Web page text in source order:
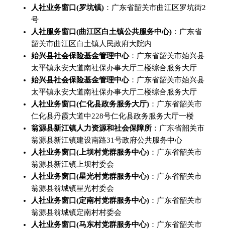
人社业务窗口(罗坑镇) ：广东省韶关市曲江区罗坑街2
号
人社服务窗口(曲江区白土镇公共服务中心) ：广东省
韶关市曲江区白土镇人民政府大院内
始兴县社会保险基金管理中心：广东省韶关市始兴县
太平镇永安大道南社保办事大厅二楼综合服务大厅
始兴县社会保险基金管理中心：广东省韶关市始兴县
太平镇永安大道南社保办事大厅二楼综合服务大厅
人社业务窗口(仁化县政务服务大厅) ：广东省韶关市
仁化县丹霞大道中228号仁化县政务服务大厅一楼
翁源县新江镇人力资源和社会保障所 ：广东省韶关市
翁源县新江镇建设南路31号政府公共服务中心
人社业务窗口(上坝村党群服务中心) ：广东省韶关市
翁源县新江镇上坝村委会
人社业务窗口(星光村党群服务中心) ：广东省韶关市
翁源县翁城镇星光村委会
人社业务窗口(定南村党群服务中心) ：广东省韶关市
翁源县翁城镇定南村村委会
人社业务窗口(马东村党群服务中心) ：广东省韶关市